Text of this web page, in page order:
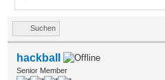
Suchen
hackball
Senior Member